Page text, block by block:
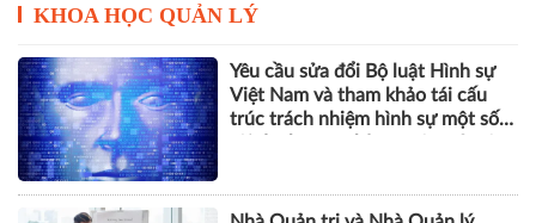
KHOA HỌC QUẢN LÝ
Yêu cầu sửa đổi Bộ luật Hình sự
Việt Nam và tham khảo tái cấu
trúc trách nhiệm hình sự một số